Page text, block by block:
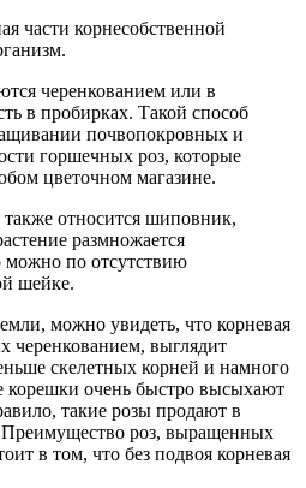
части корнесобственной
черенкованием или в
в пробирках. Такой способ
почвопокровных и
горшечных роз, которые
цветочном магазине.
относится шиповник,
размножается
можно по отсутствию
шейке.
можно увидеть, что корневая
черенкованием, выглядит
скелетных корней и намного
очень быстро высыхают
такие розы продают в
роз, выращенных
в том, что без подвоя корневая